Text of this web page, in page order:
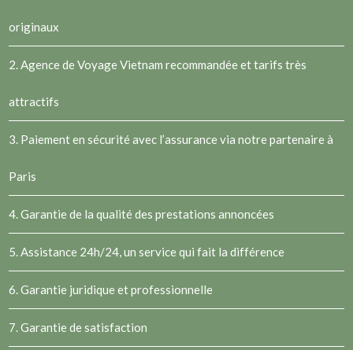
originaux
2.Agence de Voyage Vietnam recommandée et tarifs très
attractifs
3. Paiement en sécurité avec l’assurance via notre partenaire à
Paris
4. Garantie de la qualité des prestations annoncées
5. Assistance 24h/24, un service qui fait la différence
6. Garantie juridique et professionnelle
7. Garantie de satisfaction